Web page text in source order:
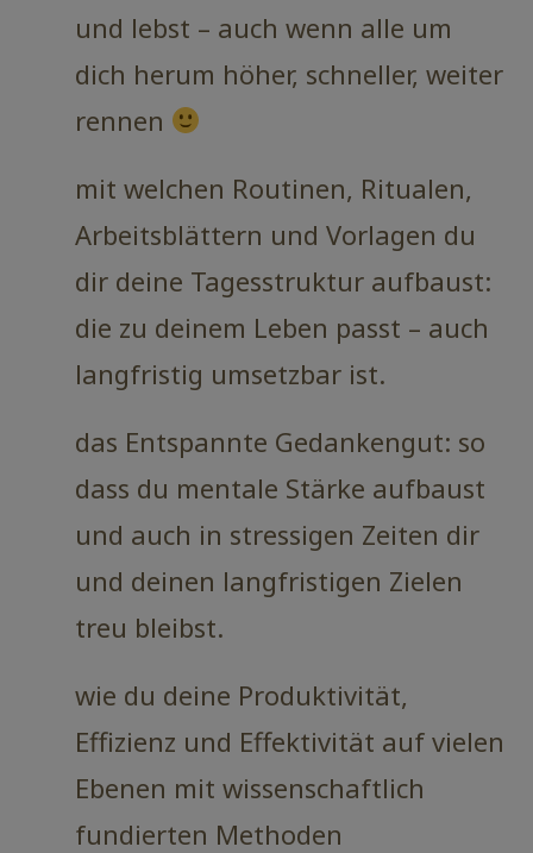
und lebst – auch wenn alle um
dich herum höher, schneller, weiter
rennen
mit welchen Routinen, Ritualen,
Arbeitsblättern und Vorlagen du
dir deine Tagesstruktur aufbaust:
die zu deinem Leben passt – auch
langfristig umsetzbar ist.
das Entspannte Gedankengut: so
dass du mentale Stärke aufbaust
und auch in stressigen Zeiten dir
und deinen langfristigen Zielen
treu bleibst.
wie du deine Produktivität,
Effizienz und Effektivität auf vielen
Ebenen mit wissenschaftlich
fundierten Methoden